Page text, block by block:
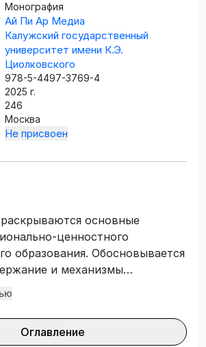
Монография
Ай Пи Ар Медиа
Калужский государственный
университет имени К.Э.
Циолковского
978-5-4497-3769-4
2025 г.
246
Москва
Не присвоен
основные
ценностного
образования. Обосновывается
и механизмы
по педагогике.
уровень
и сформированности
Оглавление